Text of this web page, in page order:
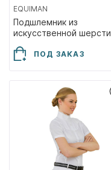
EQUIMAN
Подшлемник из
искусственной шерсти
ПОД ЗАКАЗ